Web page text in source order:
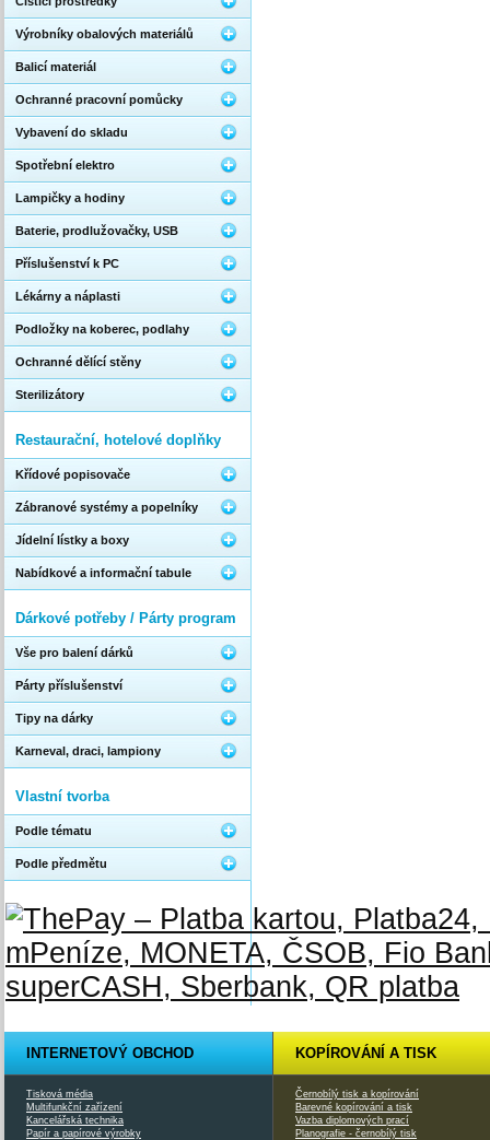
Výrobníky obalových materiálů
Balicí materiál
Ochranné pracovní pomůcky
Vybavení do skladu
Spotřební elektro
Lampičky a hodiny
Baterie, prodlužovačky, USB
Příslušenství k PC
Lékárny a náplasti
Podložky na koberec, podlahy
Ochranné dělící stěny
Sterilizátory
Restaurační, hotelové doplňky
Křídové popisovače
Zábranové systémy a popelníky
Jídelní lístky a boxy
Nabídkové a informační tabule
Dárkové potřeby / Párty program
Vše pro balení dárků
Párty příslušenství
Tipy na dárky
Karneval, draci, lampiony
Vlastní tvorba
Podle tématu
Podle předmětu
INTERNETOVÝ OBCHOD
Tisková média
Multifunkční zařízení
Kancelářská technika
Papír a papírové výrobky
KOPÍROVÁNÍ A TISK
Černobílý tisk a kopírování
Barevné kopírování a tisk
Vazba diplomových prací
Planografie - černobílý tisk